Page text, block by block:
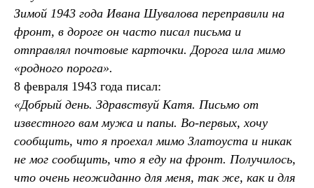
Зимой 1943 года Ивана Шувалова переправили на
фронт, в дороге он часто писал письма и
отправлял почтовые карточки. Дорога шла мимо
«родного порога».
8 февраля 1943 года писал:
«Добрый день. Здравствуй Катя. Письмо от
известного вам мужа и папы. Во-первых, хочу
сообщить, что я проехал мимо Златоуста и никак
не мог сообщить, что я еду на фронт. Получилось,
что очень неожиданно для меня, так же, как и для